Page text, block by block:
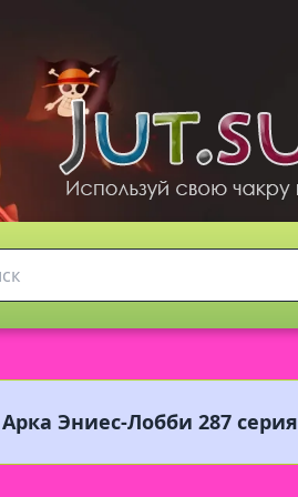
Эниес-Лобби 287 серия